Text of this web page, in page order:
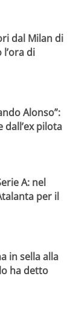
dal Milan di
di
Alonso”:
dall’ex pilota
A: nel
per il
in sella alla
ha detto